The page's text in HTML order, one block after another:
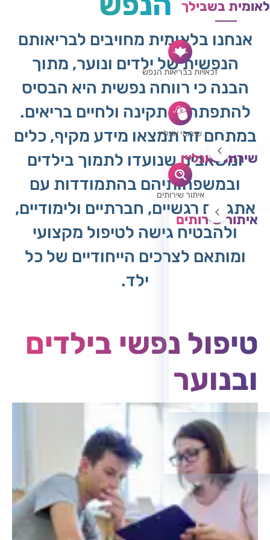
לאומית בשבילך
זכאויות בבריאות הנפש
שירותי אונליין
שירותי אונליין
בקשת טופס 17
זימון תור
איתור שירותים
איתור שירותים
רופאים ורופאות
פסיכיאטריה - ילדים
אנחנו בלאומית מחויבים לבריאותם
הנפשית של ילדים ונוער, מתוך
הבנה כי רווחה נפשית היא הבסיס
להתפתחות תקינה ולחיים בריאים.
במתחם זה תמצאו מידע מקיף, כלים
ומשאבים שנועדו לתמוך בילדים
ובמשפחותיהם בהתמודדות עם
אתגרים רגשיים, חברתיים ולימודיים,
ולהבטיח גישה לטיפול מקצועי
ומותאם לצרכים הייחודיים של כל
ילד.
טיפול נפשי בילדים
ובנוער